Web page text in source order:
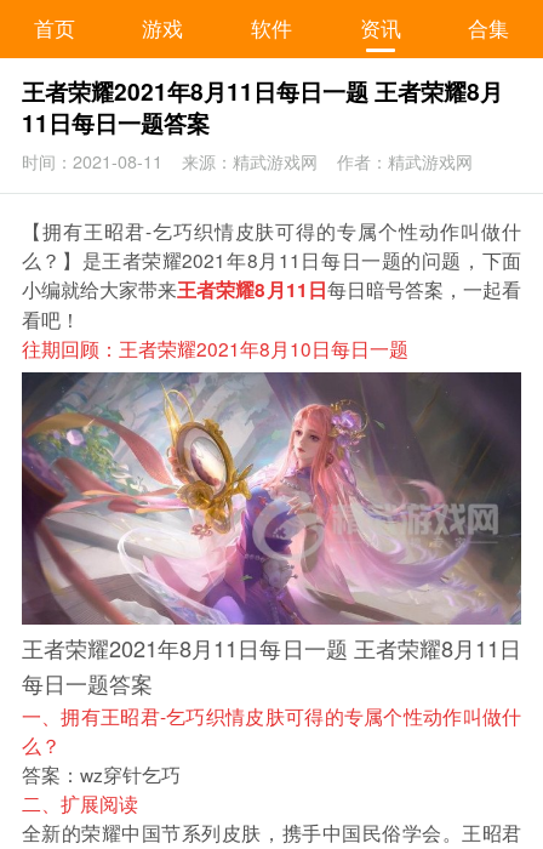
首页 游戏 软件 资讯 合集
王者荣耀2021年8月11日每日一题 王者荣耀8月
11日每日一题答案
时间：2021-08-11 来源：精武游戏网 作者：精武游戏网
【拥有王昭君-乞巧织情皮肤可得的专属个性动作叫做什
么？】是王者荣耀2021年8月11日每日一题的问题，下面
小编就给大家带来王者荣耀8月11日每日暗号答案，一起看
看吧！
往期回顾： 王者荣耀2021年8月10日每日一题
王者荣耀2021年8月11日每日一题 王者荣耀8月11日
每日一题答案
一、拥有王昭君-乞巧织情皮肤可得的专属个性动作叫做什
么？
答案：wz穿针乞巧
二、扩展阅读
全新的荣耀中国节系列皮肤，携手中国民俗学会。王昭君